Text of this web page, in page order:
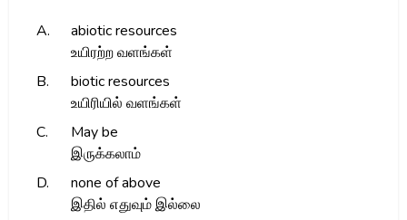
A.
abiotic resources
உயிரற்ற வளங்கள்
B.
biotic resources
உயிரியில் வளங்கள்
C.
May be
இருக்கலாம்
D.
none of above
இதில் எதுவும் இல்லை